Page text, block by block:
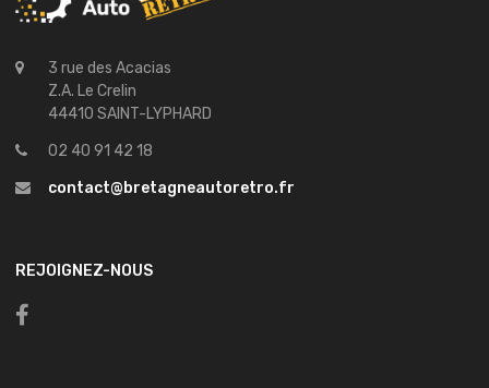
3 rue des Acacias
Z.A. Le Crelin
44410 SAINT-LYPHARD
02 40 91 42 18
contact@bretagneautoretro.fr
REJOIGNEZ-NOUS